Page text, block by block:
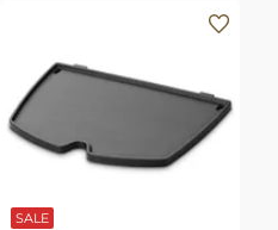
SALE